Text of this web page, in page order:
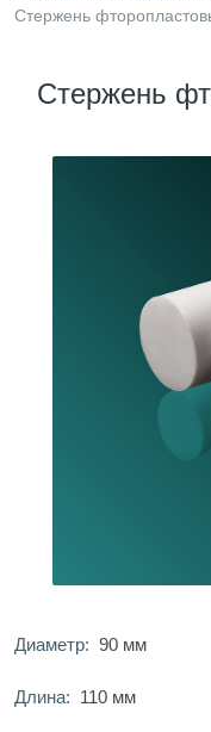
Стержень
Стержень
Диаметр: 90 мм
Длина: 110 мм